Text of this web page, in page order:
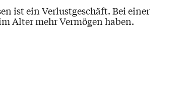
ist ein Verlustgeschäft. Bei einer
Alter mehr Vermögen haben.